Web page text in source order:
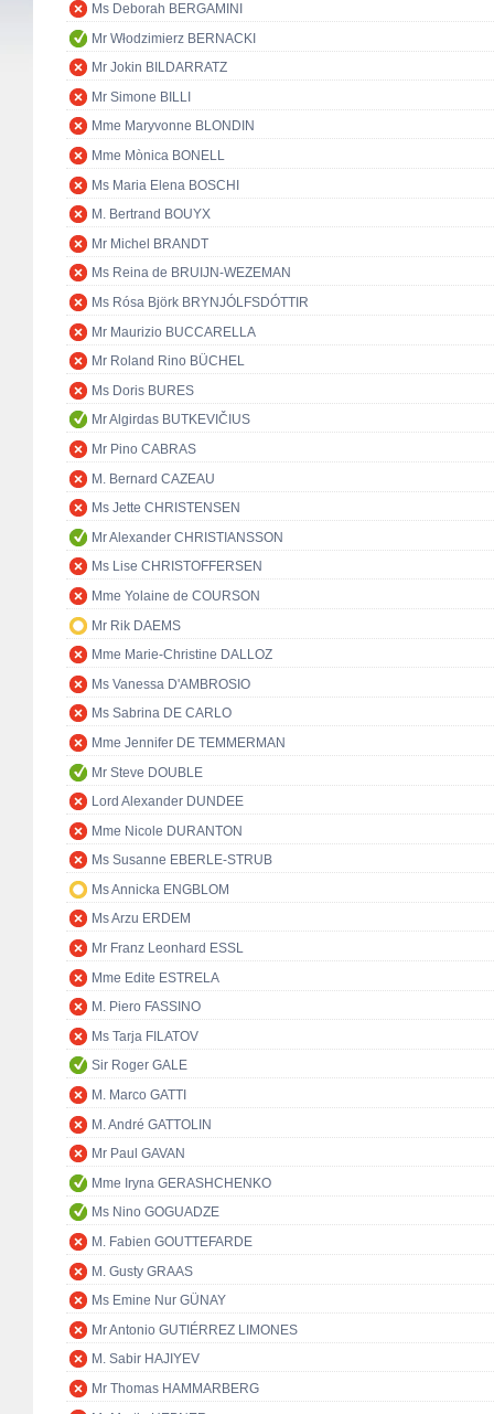
Ms Deborah BERGAMINI
Mr Włodzimierz BERNACKI
Mr Jokin BILDARRATZ
Mr Simone BILLI
Mme Maryvonne BLONDIN
Mme Mònica BONELL
Ms Maria Elena BOSCHI
M. Bertrand BOUYX
Mr Michel BRANDT
Ms Reina de BRUIJN-WEZEMAN
Ms Rósa Björk BRYNJÓLFSDÓTTIR
Mr Maurizio BUCCARELLA
Mr Roland Rino BÜCHEL
Ms Doris BURES
Mr Algirdas BUTKEVIČIUS
Mr Pino CABRAS
M. Bernard CAZEAU
Ms Jette CHRISTENSEN
Mr Alexander CHRISTIANSSON
Ms Lise CHRISTOFFERSEN
Mme Yolaine de COURSON
Mr Rik DAEMS
Mme Marie-Christine DALLOZ
Ms Vanessa D'AMBROSIO
Ms Sabrina DE CARLO
Mme Jennifer DE TEMMERMAN
Mr Steve DOUBLE
Lord Alexander DUNDEE
Mme Nicole DURANTON
Ms Susanne EBERLE-STRUB
Ms Annicka ENGBLOM
Ms Arzu ERDEM
Mr Franz Leonhard ESSL
Mme Edite ESTRELA
M. Piero FASSINO
Ms Tarja FILATOV
Sir Roger GALE
M. Marco GATTI
M. André GATTOLIN
Mr Paul GAVAN
Mme Iryna GERASHCHENKO
Ms Nino GOGUADZE
M. Fabien GOUTTEFARDE
M. Gusty GRAAS
Ms Emine Nur GÜNAY
Mr Antonio GUTIÉRREZ LIMONES
M. Sabir HAJIYEV
Mr Thomas HAMMARBERG